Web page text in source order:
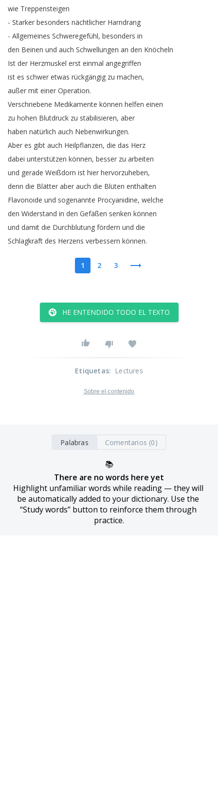
wie Treppensteigen
- Starker besonders nächtlicher Harndrang
- Allgemeines Schweregefühl, besonders in
den Beinen und auch Schwellungen an den Knöcheln
Ist der Herzmuskel erst einmal angegriffen
ist es schwer etwas rückgängig zu machen,
außer mit einer Operation.
Verschriebene Medikamente können helfen einen
zu hohen Blutdruck zu stabilisieren, aber
haben natürlich auch Nebenwirkungen.
Aber es gibt auch Heilpflanzen, die das Herz
dabei unterstützen können, besser zu arbeiten
und gerade Weißdorn ist hier hervorzuheben,
denn die Blätter aber auch die Blüten enthalten
Flavonoide und sogenannte Procyanidine, welche
den Widerstand in den Gefäßen senken können
und damit die Durchblutung fördern und die
Schlagkraft des Herzens verbessern können.
1 2 3
HE ENTENDIDO TODO EL TEXTO
Etiquetas: Lectures
Sobre el contenido
Palabras Comentarios (0)
📚
There are no words here yet
Highlight unfamiliar words while reading — they will
be automatically added to your dictionary. Use the
“Study words” button to reinforce them through
practice.